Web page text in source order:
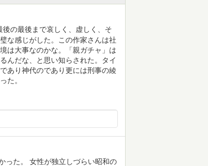
の最後まで哀しく、虚しく、そ
な感じがした。この作家さんは社
は大事なのかな。「親ガチャ」は
んだな、と思い知らされた。タイ
あり神代のであり更には刑事の綾
た。
った。 女性が独立しづらい昭和の